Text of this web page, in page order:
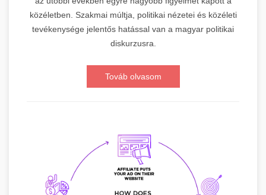
közéletben. Szakmai múltja, politikai nézetei és közéleti
tevékenysége jelentős hatással van a magyar politikai
diskurzusra.
Továb olvasom